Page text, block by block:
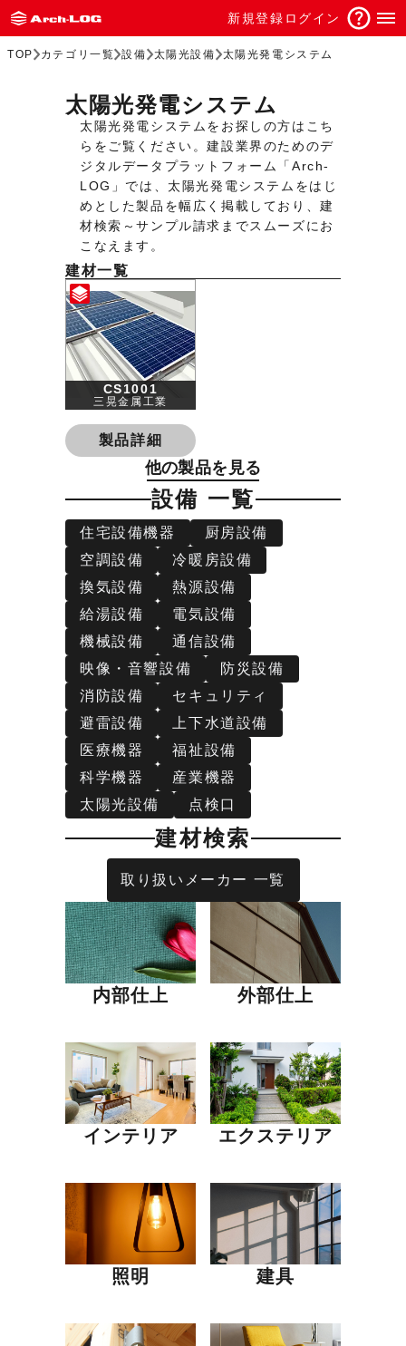
新規登録 ログイン
TOP カテゴリ一覧 設備 太陽光設備 太陽光発電システム
太陽光発電システム
太陽光発電システムをお探しの方はこち
らをご覧ください。建設業界のためのデ
ジタルデータプラットフォーム「Arch-
LOG」では、太陽光発電システムをはじ
めとした製品を幅広く掲載しており、建
材検索～サンプル請求までスムーズにお
こなえます。
建材一覧
CS1001
三晃金属工業
製品詳細
他の製品を見る
設備 一覧
住宅設備機器
厨房設備
空調設備
冷暖房設備
換気設備
熱源設備
給湯設備
電気設備
機械設備
通信設備
映像・音響設備
防災設備
消防設備
セキュリティ
避雷設備
上下水道設備
医療機器
福祉設備
科学機器
産業機器
太陽光設備
点検口
建材検索
取り扱いメーカー 一覧
内部仕上 外部仕上
インテリア エクステリア
照明 建具